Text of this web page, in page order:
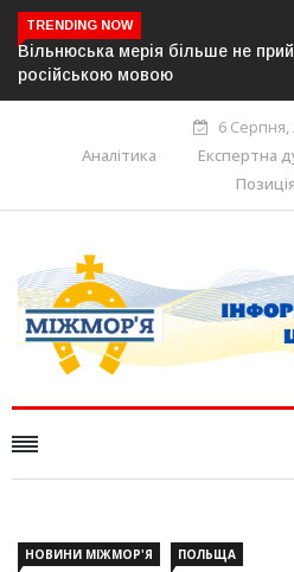
TRENDING NOW
більше не прийматиме заяви та
6 Серпня,
Аналітика
Експертна
Позиція
НОВИНИ МІЖМОР'Я ПОЛЬЩА